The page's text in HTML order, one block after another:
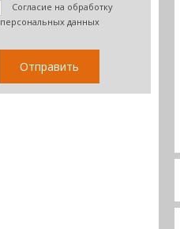
Согласие на обработку
персональных данных